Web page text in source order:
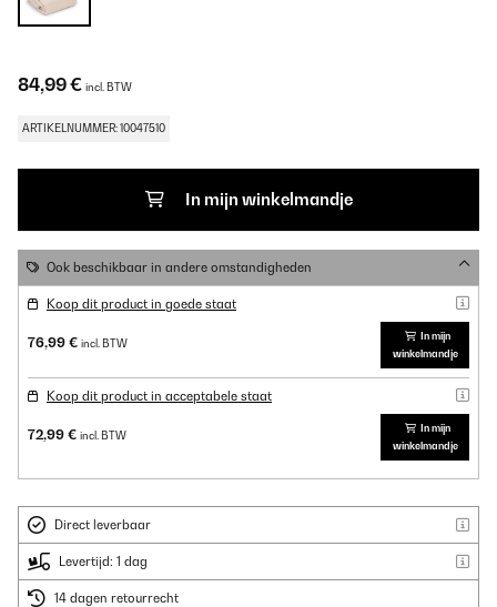
84,99 € incl. BTW
ARTIKELNUMMER: 10047510
In mijn winkelmandje
Ook beschikbaar in andere omstandigheden
Koop dit product in goede staat
76,99 € incl. BTW
In mijn
winkelmandje
Koop dit product in acceptabele staat
72,99 € incl. BTW
In mijn
winkelmandje
Direct leverbaar
Levertijd: 1 dag
14 dagen retourrecht